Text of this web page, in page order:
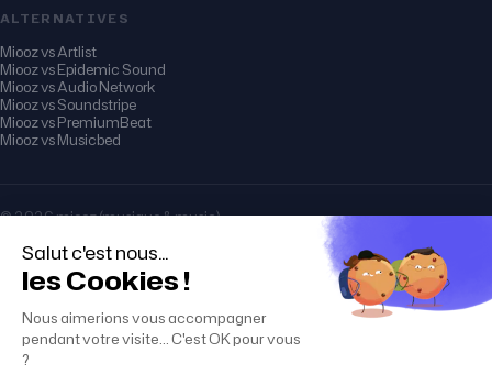
ALTERNATIVES
Miooz vs Artlist
Miooz vs Epidemic Sound
Miooz vs Audio Network
Miooz vs Soundstripe
Miooz vs PremiumBeat
Miooz vs Musicbed
© 2026 miooz (musique & music)